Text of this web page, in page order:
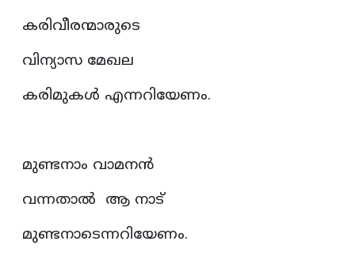
കരിവീരന്മാരുടെ
വിന്യാസ മേഖല
കരിമുകൾ എന്നറിയേണം.
മുണ്ടനാം വാമനൻ
വന്നതാൽ ആ നാട്
മുണ്ടനാടെന്നറിയേണം.